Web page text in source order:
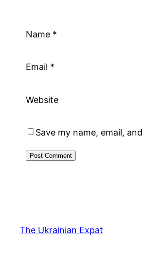
Name *
Email *
Website
Save my name, email,
The Ukrainian Expat